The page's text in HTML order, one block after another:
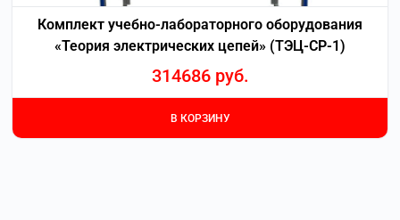
Комплект учебно-лабораторного оборудования
«Теория электрических цепей» (ТЭЦ-СР-1)
314686 руб.
В КОРЗИНУ